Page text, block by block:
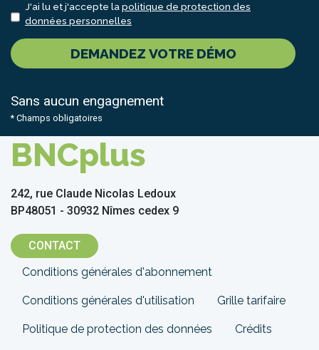
J'ai lu et j'accepte lapolitique de protection des
données personnelles
DEMANDEZ VOTRE DÉMO
Sans aucun engagnement
* Champs obligatoires
BNCplus
242, rue Claude Nicolas Ledoux
BP48051 - 30932 Nîmes cedex 9
CONTACT
Menu
Pied
de
Conditions générales d'abonnement
Conditions générales d'utilisation Grille tarifaire
Politique de protection des données Crédits